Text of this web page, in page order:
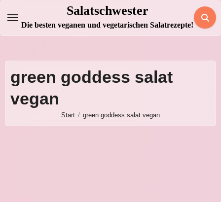
Inhalt
springen
Salatschwester
Die besten veganen und vegetarischen Salatrezepte!
green goddess salat
vegan
Start green goddess salat vegan